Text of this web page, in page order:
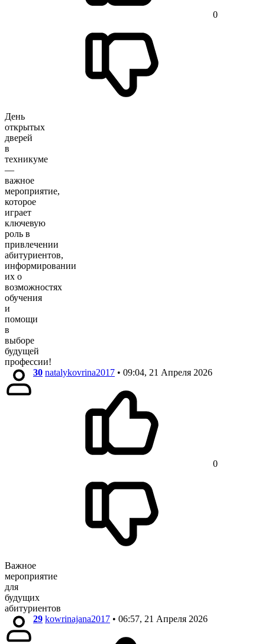
0
День
открытых
дверей
в
техникуме
—
важное
мероприятие,
которое
играет
ключевую
роль в
привлечении
абитуриентов,
информировании
их о
возможностях
обучения
и
помощи
в
выборе
будущей
профессии!
30 natalykovrina2017 • 09:04, 21 Апреля 2026
0
Важное
мероприятие
для
будущих
абитуриентов
29 kowrinajana2017 • 06:57, 21 Апреля 2026